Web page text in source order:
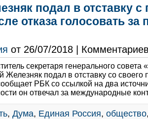
подал в отставку с
отказа голосовать
от 26/07/2018 |
секретаря генерального совета
Железняк подал в отставку со своего
РБК со ссылкой на два
он отвечал за международные
, Дума, Единая Россия, общество